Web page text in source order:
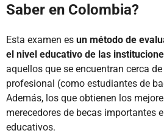
Saber en Colombia?
Esta examen es un método de
el nivel educativo de las
aquellos que se encuentran cerca
profesional (como estudiantes de
Además, los que obtienen los
merecedores de becas importantes
educativos.